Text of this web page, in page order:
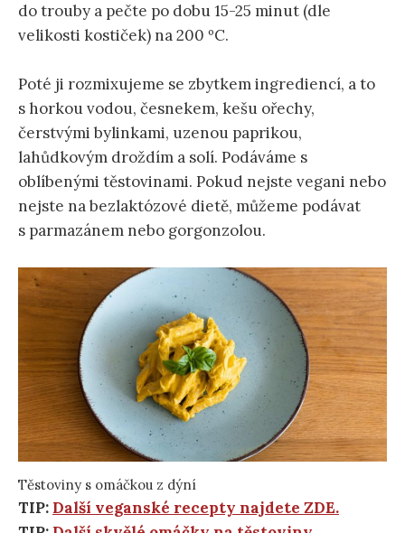
do trouby a pečte po dobu 15-25 minut (dle
velikosti kostiček) na 200 ºC.
Poté ji rozmixujeme se zbytkem ingrediencí, a to
s horkou vodou, česnekem, kešu ořechy,
čerstvými bylinkami, uzenou paprikou,
lahůdkovým droždím a solí. Podáváme s
oblíbenými těstovinami. Pokud nejste vegani nebo
nejste na bezlaktózové dietě, můžeme podávat
s parmazánem nebo gorgonzolou.
Těstoviny s omáčkou z dýní
TIP: Další veganské recepty najdete ZDE.